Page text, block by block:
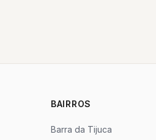
BAIRROS
Barra da Tijuca